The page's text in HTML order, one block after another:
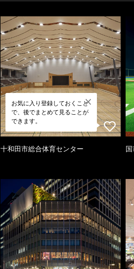
お気に入り登録しておくこと
で、後でまとめて見ることが
できます。
十和田市総合体育センター